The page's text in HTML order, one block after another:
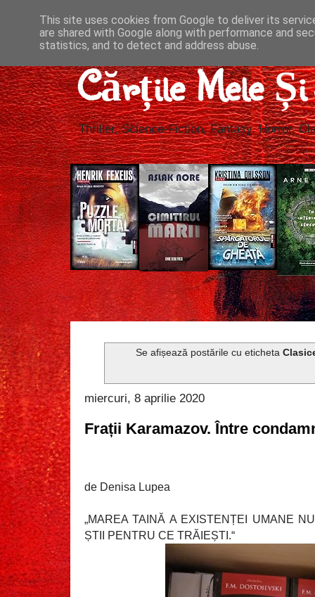
Cărțile Mele
Thriller, Science-Fiction, Fantasy, Horror,
Se afișează postările cu eticheta
miercuri, 8 aprilie 2020
Frații Karamazov. Între
de Denisa Lupea
„MAREA TAINĂ A EXISTENȚEI UMANE
ȘTII PENTRU CE TRĂIEȘTI.“
This site uses cookies from Google to deliver its
are shared with Google along with performance and
statistics, and to detect and address abuse.